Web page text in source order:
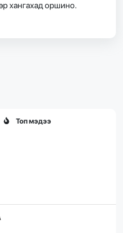
хангахад оршино.
Топ мэдээ